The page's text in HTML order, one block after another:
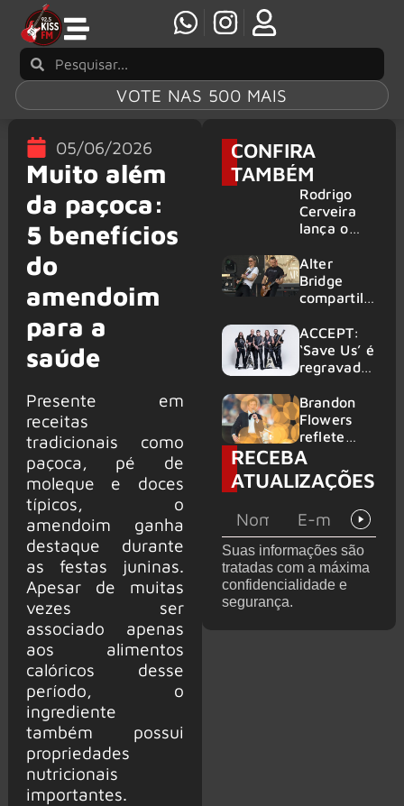
VOTE NAS 500 MAIS
05/06/2026
Muito além
da paçoca:
5 benefícios
do
amendoim
para a
saúde
Presente em
receitas
tradicionais como
paçoca, pé de
moleque e doces
típicos, o
amendoim ganha
destaque durante
as festas juninas.
Apesar de muitas
vezes ser
associado apenas
aos alimentos
calóricos desse
período, o
ingrediente
também possui
propriedades
nutricionais
importantes.
CONFIRA
TAMBÉM
Rodrigo
Cerveira
lança o
Searcher”
Alter
Bridge
compartilh
vivo de
“Fortress”
gravada
am Ring
2026
ACCEPT:
‘Save Us’ é
regravada
membros
do GHOST
e KORN
Brandon
Flowers
reflete
sobre o
futuro e
levanta
de de
deixar os
palcos
RECEBA
ATUALIZAÇÕES
Suas informações são
tratadas com a máxima
confidencialidade e
segurança.